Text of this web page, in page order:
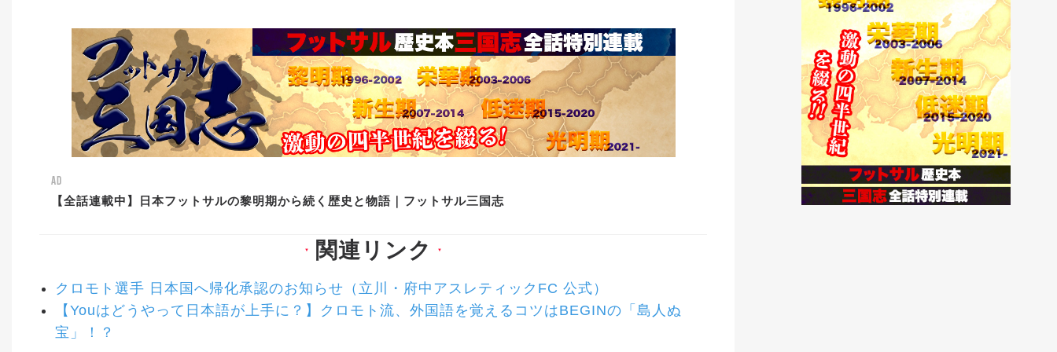
AD
【全話連載中】日本フットサルの黎明期から続く歴史と物語｜フットサル三国志
▼ 関連リンク ▼
クロモト選手 日本国へ帰化承認のお知らせ（立川・府中アスレティックFC 公式）
【Youはどうやって日本語が上手に？】クロモト流、外国語を覚えるコツはBEGINの「島人ぬ
宝」！？